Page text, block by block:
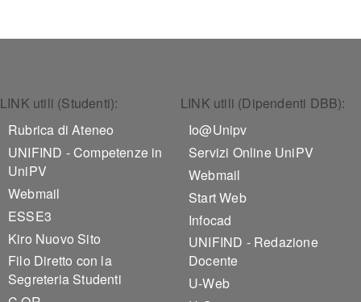
Footer 1
LINK utili (Studenti):
Rubrica di Ateneo
UNIFIND - Competenze in
UniPV
Webmail
ESSE3
Kiro Nuovo Sito
Filo Diretto con la
Segreteria Studenti
Footer 2
LINK utili (Dipendenti DBB):
Io@Unipv
Servizi Online UniPV
Webmail
Start Web
Infocad
UNIFIND - Redazione
Docente
U-Web